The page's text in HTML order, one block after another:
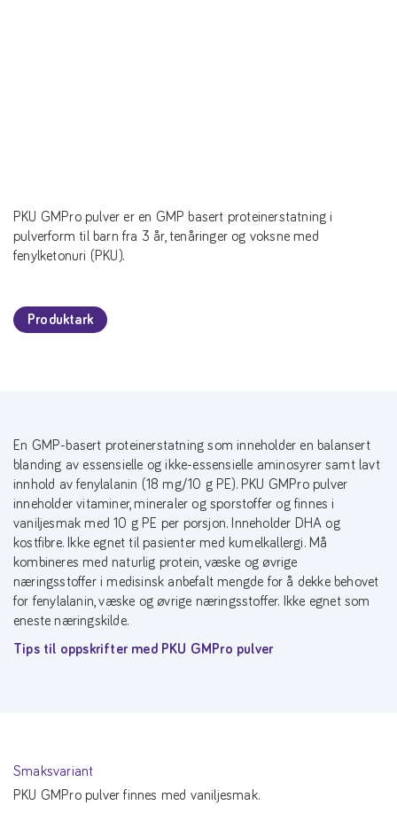
PKU GMPro pulver er en GMP basert proteinerstatning i
pulverform til barn fra 3 år, tenåringer og voksne med
fenylketonuri (PKU).
Produktark
En GMP-basert proteinerstatning som inneholder en balansert
blanding av essensielle og ikke-essensielle aminosyrer samt lavt
innhold av fenylalanin (18 mg/10 g PE). PKU GMPro pulver
inneholder vitaminer, mineraler og sporstoffer og finnes i
vaniljesmak med 10 g PE per porsjon. Inneholder DHA og
kostfibre. Ikke egnet til pasienter med kumelkallergi. Må
kombineres med naturlig protein, væske og øvrige
næringsstoffer i medisinsk anbefalt mengde for å dekke behovet
for fenylalanin, væske og øvrige næringsstoffer. Ikke egnet som
eneste næringskilde.
Tips til oppskrifter med PKU GMPro pulver
Smaksvariant
PKU GMPro pulver finnes med vaniljesmak.